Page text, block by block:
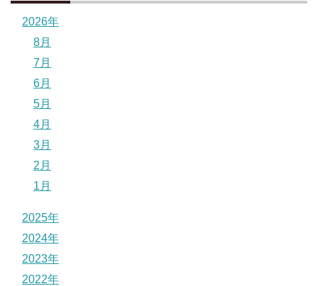
2026年
8月
7月
6月
5月
4月
3月
2月
1月
2025年
2024年
2023年
2022年